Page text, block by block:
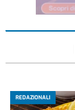
REDAZIONALI